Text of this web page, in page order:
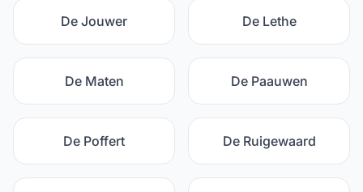
De Jouwer De Lethe
De Maten De Paauwen
De Poffert De Ruigewaard